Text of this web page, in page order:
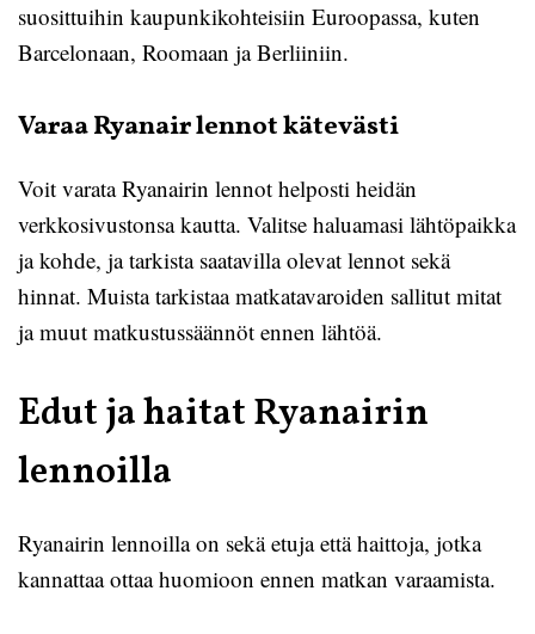
suosittuihin kaupunkikohteisiin Euroopassa, kuten
Barcelonaan, Roomaan ja Berliiniin.
Varaa Ryanair lennot kätevästi
Voit varata Ryanairin lennot helposti heidän
verkkosivustonsa kautta. Valitse haluamasi lähtöpaikka
ja kohde, ja tarkista saatavilla olevat lennot sekä
hinnat. Muista tarkistaa matkatavaroiden sallitut mitat
ja muut matkustussäännöt ennen lähtöä.
Edut ja haitat Ryanairin
lennoilla
Ryanairin lennoilla on sekä etuja että haittoja, jotka
kannattaa ottaa huomioon ennen matkan varaamista.